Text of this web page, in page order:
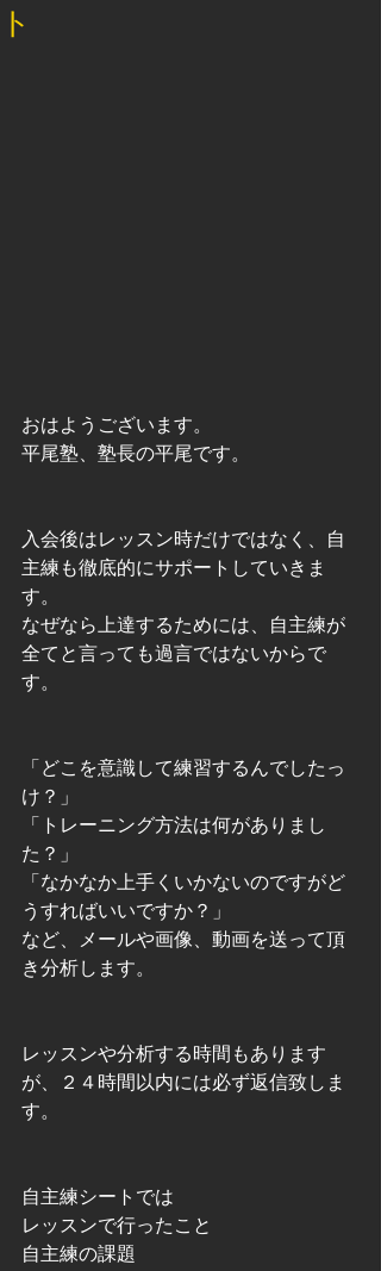
ト
おはようございます。
平尾塾、塾長の平尾です。
入会後はレッスン時だけではなく、自
主練も徹底的にサポートしていきま
す。
なぜなら上達するためには、自主練が
全てと言っても過言ではないからで
す。
「どこを意識して練習するんでしたっ
け？」
「トレーニング方法は何がありまし
た？」
「なかなか上手くいかないのですがど
うすればいいですか？」
など、メールや画像、動画を送って頂
き分析します。
レッスンや分析する時間もあります
が、２４時間以内には必ず返信致しま
す。
自主練シートでは
レッスンで行ったこと
自主練の課題